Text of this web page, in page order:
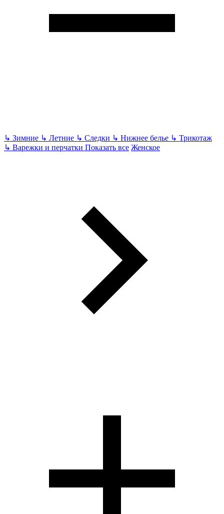
↳ Зимние ↳ Летние ↳ Следки ↳ Нижнее белье ↳ Трикотаж
↳ Варежки и перчатки Показать все Женское